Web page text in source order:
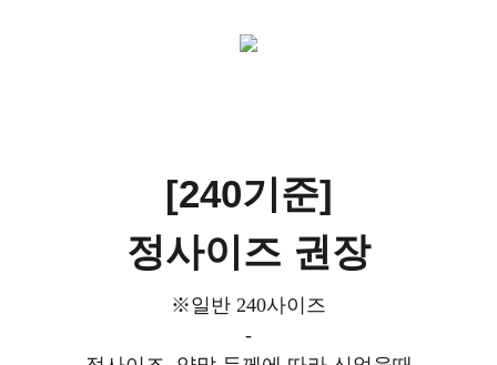
[240기준]
정사이즈 권장
※일반 240사이즈
-